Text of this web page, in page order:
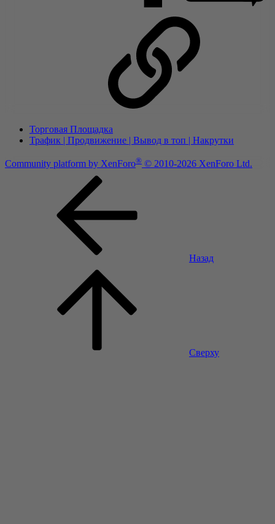
Торговая Площадка
Трафик | Продвижение | Вывод в топ | Накрутки
Community platform by XenForo® © 2010-2026 XenForo Ltd.
Назад
Сверху